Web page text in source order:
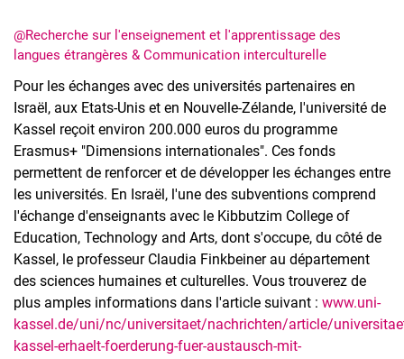
@Recherche sur l'enseignement et l'apprentissage des
langues étrangères & Communication interculturelle
Pour les échanges avec des universités partenaires en
Israël, aux Etats-Unis et en Nouvelle-Zélande, l'université de
Kassel reçoit environ 200.000 euros du programme
Erasmus+ "Dimensions internationales". Ces fonds
permettent de renforcer et de développer les échanges entre
les universités. En Israël, l'une des subventions comprend
l'échange d'enseignants avec le Kibbutzim College of
Education, Technology and Arts, dont s'occupe, du côté de
Kassel, le professeur Claudia Finkbeiner au département
des sciences humaines et culturelles. Vous trouverez de
plus amples informations dans l'article suivant : www.uni-
kassel.de/uni/nc/universitaet/nachrichten/article/
kassel-erhaelt-foerderung-fuer-austausch-mit-